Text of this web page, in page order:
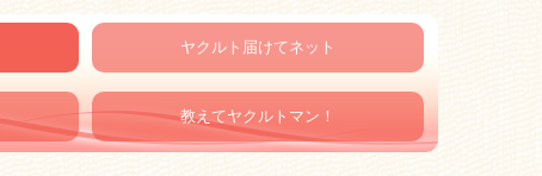
ヤクルト届けてネット
教えてヤクルトマン！